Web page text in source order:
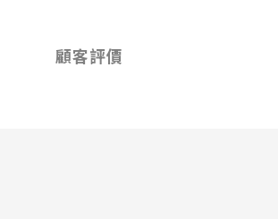
顧客評價